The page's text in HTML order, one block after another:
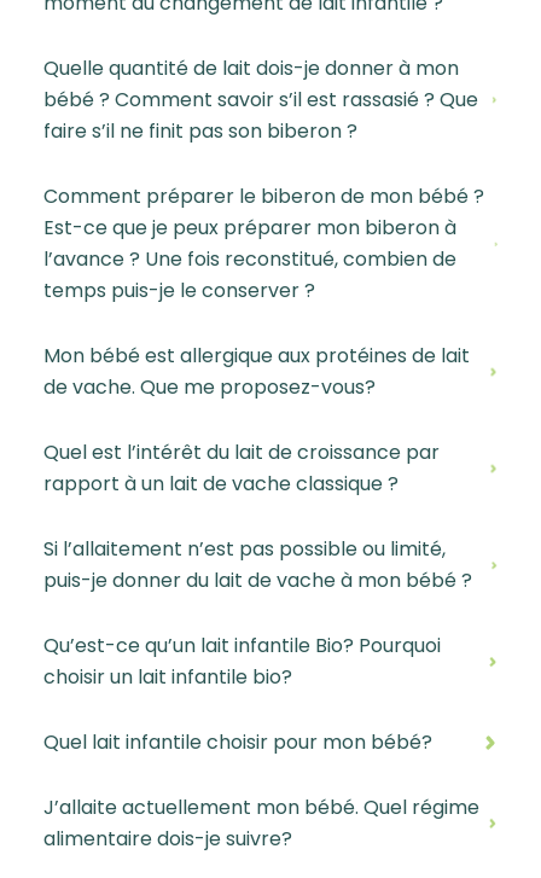
Quelle quantité de lait dois-je donner à mon
bébé ? Comment savoir s’il est rassasié ? Que
faire s’il ne finit pas son biberon ?
Comment préparer le biberon de mon bébé ?
Est-ce que je peux préparer mon biberon à
l’avance ? Une fois reconstitué, combien de
temps puis-je le conserver ?
Mon bébé est allergique aux protéines de lait
de vache. Que me proposez-vous?
Quel est l’intérêt du lait de croissance par
rapport à un lait de vache classique ?
Si l’allaitement n’est pas possible ou limité,
puis-je donner du lait de vache à mon bébé ?
Qu’est-ce qu’un lait infantile Bio? Pourquoi
choisir un lait infantile bio?
Quel lait infantile choisir pour mon bébé?
J’allaite actuellement mon bébé. Quel régime
alimentaire dois-je suivre?